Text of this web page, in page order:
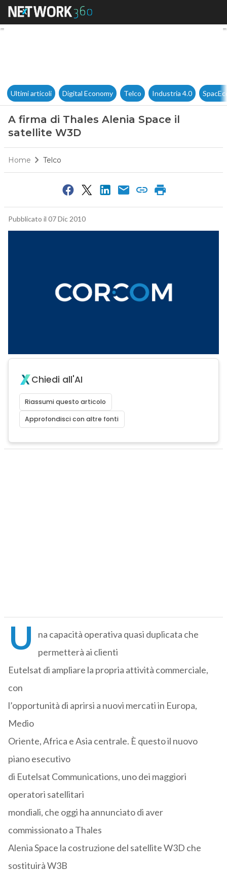
A firma di Thales Alenia
Ultimi articoli Digital Economy Telco Industria 4.0
A firma di Thales Alenia Space il
satellite W3D
Home Telco
Pubblicato il 07 Dic 2010
Chiedi all'AI
Riassumi questo articolo
Approfondisci con altre fonti
U
na capacità operativa quasi duplicata che
permetterà ai clienti
Eutelsat di ampliare la propria attività commerciale,
con
l’opportunità di aprirsi a nuovi mercati in Europa,
Medio
Oriente, Africa e Asia centrale. È questo il nuovo
piano esecutivo
di Eutelsat Communications, uno dei maggiori
operatori satellitari
mondiali, che oggi ha annunciato di aver
commissionato a Thales
Alenia Space la costruzione del satellite W3D che
sostituirà W3B